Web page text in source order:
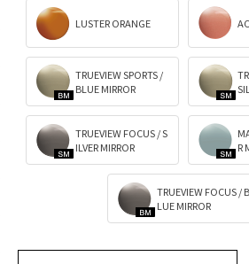
LUSTER ORANGE
TRUEVIEW SPORTS /
BLUE MIRROR
TRUEVIEW FOCUS / S
ILVER MIRROR
R
TRUEVIEW FOCUS / B
LUE MIRROR